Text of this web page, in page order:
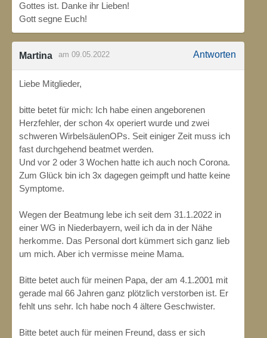
Gottes ist. Danke ihr Lieben!
Gott segne Euch!
Martina am 09.05.2022 Antworten
Liebe Mitglieder,
bitte betet für mich: Ich habe einen angeborenen
Herzfehler, der schon 4x operiert wurde und zwei
schweren WirbelsäulenOPs. Seit einiger Zeit muss ich
fast durchgehend beatmet werden.
Und vor 2 oder 3 Wochen hatte ich auch noch Corona.
Zum Glück bin ich 3x dagegen geimpft und hatte keine
Symptome.
Wegen der Beatmung lebe ich seit dem 31.1.2022 in
einer WG in Niederbayern, weil ich da in der Nähe
herkomme. Das Personal dort kümmert sich ganz lieb
um mich. Aber ich vermisse meine Mama.
Bitte betet auch für meinen Papa, der am 4.1.2001 mit
gerade mal 66 Jahren ganz plötzlich verstorben ist. Er
fehlt uns sehr. Ich habe noch 4 ältere Geschwister.
Bitte betet auch für meinen Freund, dass er sich